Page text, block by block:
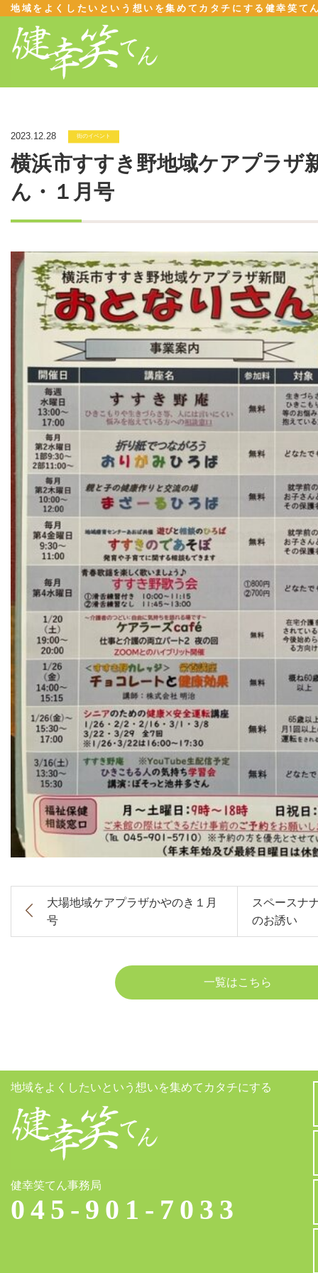
地域をよくしたいという想いを集めてカタチにする健幸笑て
2023.12.28 街のイベント
横浜市すすき野地域ケアプラザ
ん・１月号
大場地域ケアプラザかやのき１月
号
スペースナ
のお誘い
一覧はこちら
地域をよくしたいという想いを集めてカタチにする
健幸笑てん事務局
045-901-7033